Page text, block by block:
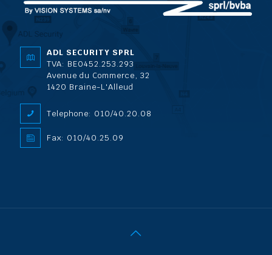
ADL SECURITY SPRL
TVA: BE0452.253.293
Avenue du Commerce, 32
1420 Braine-L'Alleud
Telephone: 010/40.20.08
Fax: 010/40.25.09